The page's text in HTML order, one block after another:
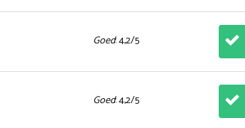
Goed: 4,2/5
Goed: 4,2/5